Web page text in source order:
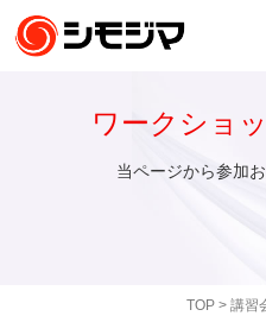
TOP> 講習
ワークショ
当ページから参加